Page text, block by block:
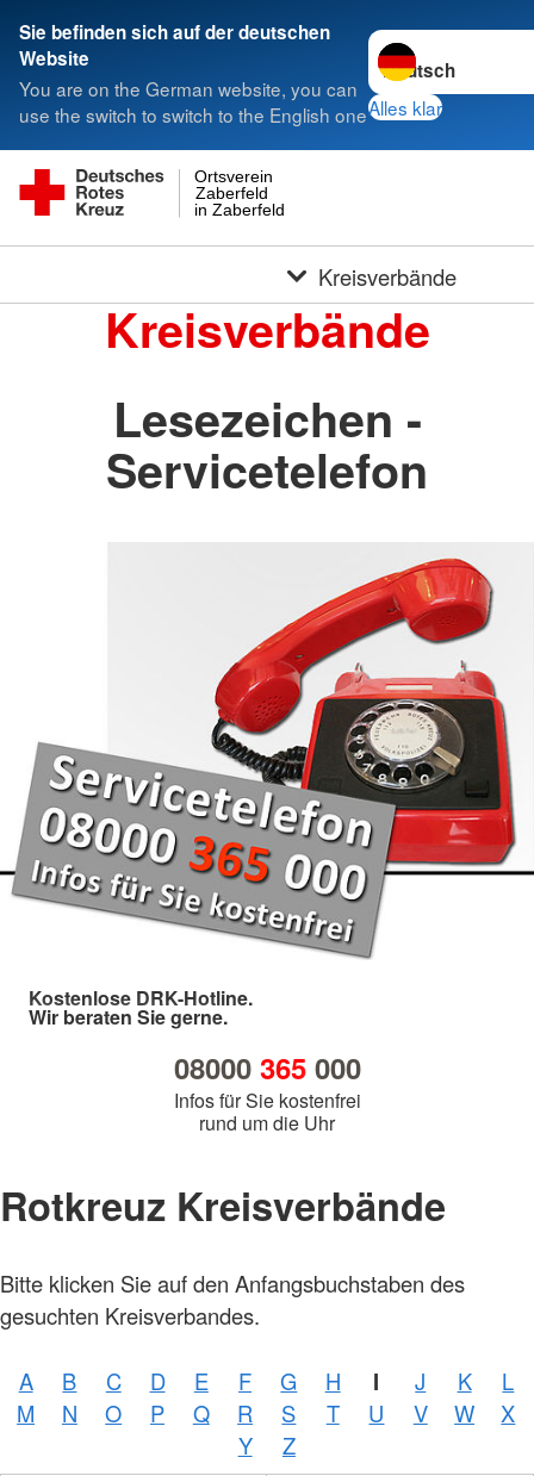
Sie befinden sich auf der deutschen
Website
You are on the German website, you can
use the switch to switch to the English one
Sprache wechseln
Alles klar
in Zaberfeld
Zaberfeld
Ortsverein
Kreisverbände
Kreisverbände
Lesezeichen -
Servicetelefon
Kostenlose DRK-Hotline.
Wir beraten Sie gerne.
08000 365000
Infos für Sie kostenfrei
rund um die Uhr
Rotkreuz Kreisverbände
Bitte klicken Sie auf den Anfangsbuchstaben des
gesuchten Kreisverbandes.
A B C D E F G H I J K
L
M
N O P Q R S T U V W
X
Y
Z